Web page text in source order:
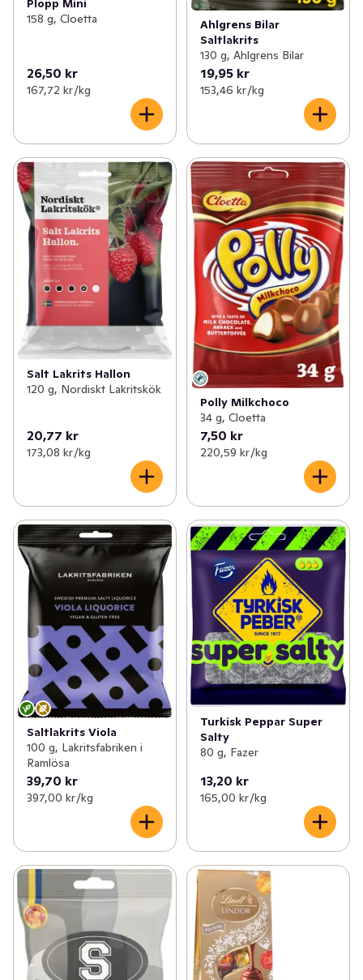
Plopp Mini
158 g, Cloetta
26,50 kr
167,72 kr /kg
Ahlgrens Bilar
Saltlakrits
130 g, Ahlgrens Bilar
19,95 kr
153,46 kr /kg
Salt Lakrits Hallon
120 g, Nordiskt Lakritskök
20,77 kr
173,08 kr /kg
Polly Milkchoco
34 g, Cloetta
7,50 kr
220,59 kr /kg
Saltlakrits Viola
100 g, Lakritsfabriken i
Ramlösa
39,70 kr
397,00 kr /kg
Turkisk Peppar Super
Salty
80 g, Fazer
13,20 kr
165,00 kr /kg